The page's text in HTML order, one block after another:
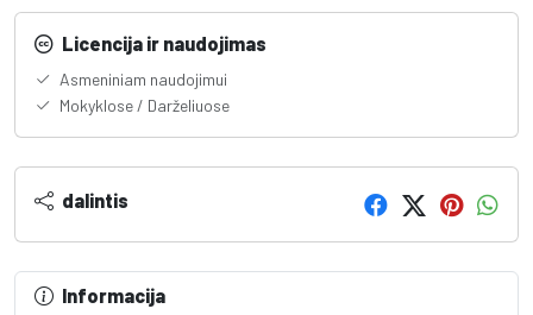
Licencija ir naudojimas
Asmeniniam naudojimui
Mokyklose / Darželiuose
dalintis
Informacija